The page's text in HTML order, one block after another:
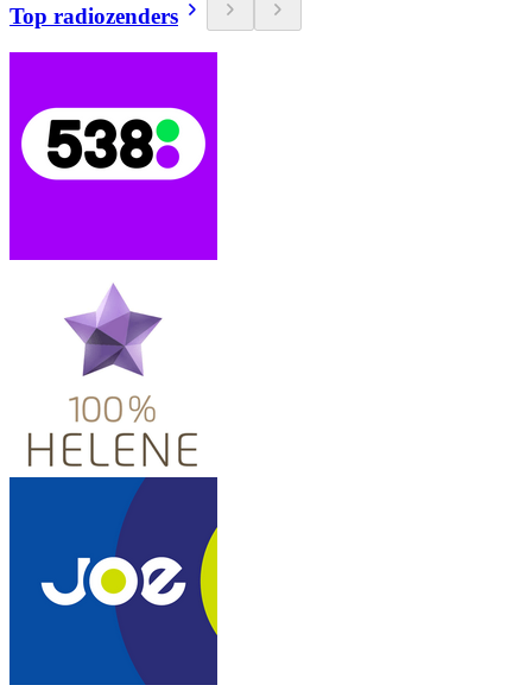
Top radiozenders